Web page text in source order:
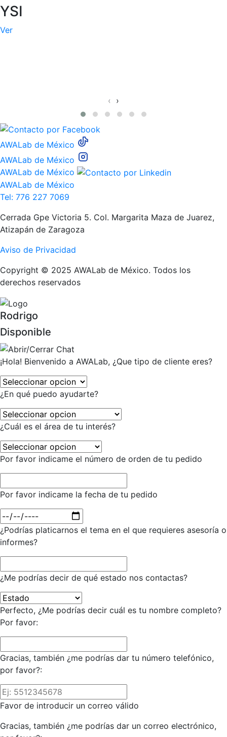
YSI
Ver
‹ ›
AWALab de México
AWALab de México
AWALab de México
AWALab de México
Tel: 776 227 7069
Cerrada Gpe Victoria 5. Col. Margarita Maza de Juarez,
Atizapán de Zaragoza
Aviso de Privacidad
Copyright © 2025 AWALab de México. Todos los
derechos reservados
Rodrigo
Disponible
¡Hola! Bienvenido a AWALab, ¿Que tipo de cliente eres?
¿En qué puedo ayudarte?
¿Cuál es el área de tu interés?
Por favor indicame el número de orden de tu pedido
Por favor indicame la fecha de tu pedido
¿Podrías platicarnos el tema en el que requieres asesoría o
informes?
¿Me podrías decir de qué estado nos contactas?
Perfecto, ¿Me podrías decir cuál es tu nombre completo?
Por favor:
Gracias, también ¿me podrías dar tu número telefónico,
por favor?:
Favor de introducir un correo válido
Gracias, también ¿me podrías dar un correo electrónico,